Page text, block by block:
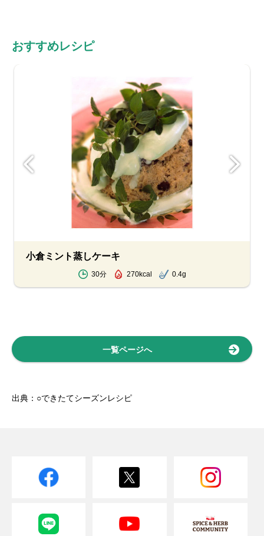
おすすめレシピ
小倉ミント蒸しケーキ
30分 270kcal 0.4g
一覧ページへ
出典：○できたてシーズンレシピ